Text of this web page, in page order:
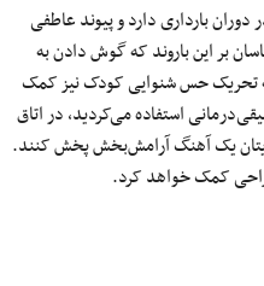
بارداری دارد و پیوند عاطفی
بر این باروند که گوش دادن به
تحریک حس شنوایی کودک نیز کمک
استفاده می‌کردید، در اتاق
یک آهنگ آرامش‌بخش پخش کنند.
کمک خواهد کرد.